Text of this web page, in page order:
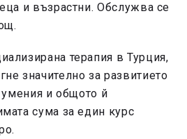
и възрастни. Обслужва се
терапия в Турция,
значително за развитието
умения и общото й
сума за един курс